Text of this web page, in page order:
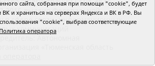
выдано Федеральной
в сфере связи, информационных
коммуникаций
«Тюменская область
сайта, собранная при помощи "cookie", будет
ВК и храниться на серверах Яндекса и ВК в РФ. Вы
"cookie", выбрав соответствующие
Политика оператора